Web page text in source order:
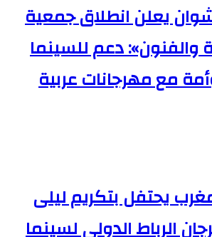
يعلن انطلاق جمعية
والفنون»: دعم للسينما
مع مهرجانات عربية
يحتفل بتكريم ليلى
الرباط الدولي لسينما